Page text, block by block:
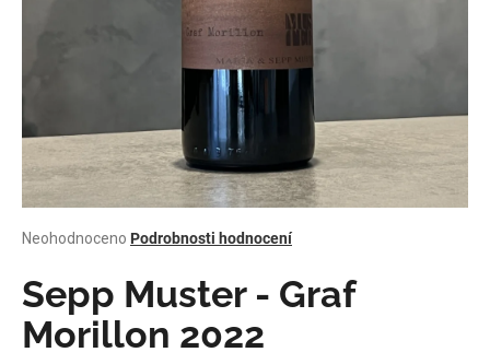
Průměrné
produktu
je
0,0
Neohodnoceno Podrobnosti hodnocení
Sepp Muster - Graf
Morillon 2022
?
D